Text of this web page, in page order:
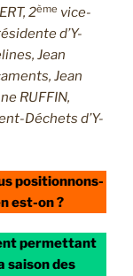
2ème vice-
d’Y-
Jean
Jean
RUFFIN,
Déchets d’Y-
positionnons-
est-on ?
permettant
saison des